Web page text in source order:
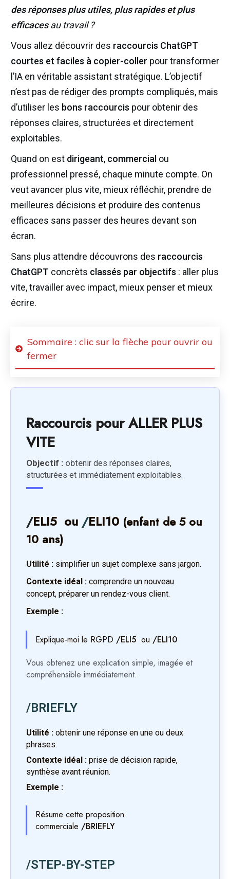
desréponses plus utiles, plus rapides et plus
efficacesau travail ?
Vous allez découvrir des raccourcis ChatGPT
courtes et faciles à copier-coller pour transformer
l’IA en véritable assistant stratégique. L’objectif
n’est pas de rédiger des prompts compliqués, mais
d’utiliser les bons raccourcis pour obtenir des
réponses claires, structurées et directement
exploitables.
Quand on est dirigeant, commercial ou
professionnel pressé, chaque minute compte. On
veut avancer plus vite, mieux réfléchir, prendre de
meilleures décisions et produire des contenus
efficaces sans passer des heures devant son
écran.
Sans plus attendre découvrons des raccourcis
ChatGPT concrèts classés par objectifs : aller plus
vite, travailler avec impact, mieux penser et mieux
écrire.
Sommaire : clic sur la flèche pour ouvrir ou
fermer
Raccourcis pour ALLER PLUS
VITE
Objectif : obtenir des réponses claires,
structurées et immédiatement exploitables.
/ELI5 ou /ELI10 (enfant de 5 ou
10 ans)
Utilité : simplifier un sujet complexe sans jargon.
Contexte idéal : comprendre un nouveau
concept, préparer un rendez-vous client.
Exemple :
Explique-moi le RGPD /ELI5 ou /ELI10
Vous obtenez une explication simple, imagée et
compréhensible immédiatement.
/BRIEFLY
Utilité : obtenir une réponse en une ou deux
phrases.
Contexte idéal : prise de décision rapide,
synthèse avant réunion.
Exemple :
Résume cette proposition
commerciale /BRIEFLY
/STEP-BY-STEP